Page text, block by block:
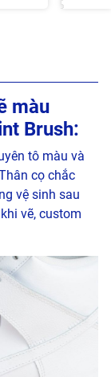
màu
Brush:
tô màu và
cọ chắc
vệ sinh sau
vẽ, custom